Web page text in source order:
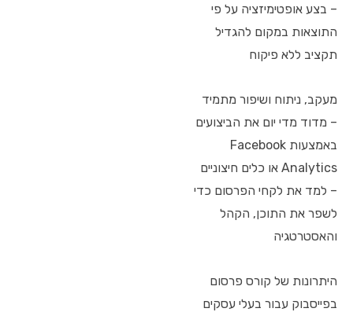
– בצע אופטימיזציה על פי
התוצאות במקום להגדיל
תקציב ללא פיקוח
מעקב, ניתוח ושיפור מתמיד
– מדוד מדי יום את הביצועים
באמצעות Facebook
Analytics או כלים חיצוניים
– למד את לקחי הפרסום כדי
לשפר את התוכן, הקהל
והאסטרטגיה
היתרונות של קורס פרסום
בפייסבוק עבור בעלי עסקים